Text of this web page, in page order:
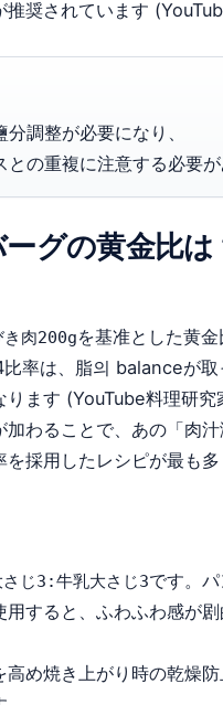
推奨されています
調整が必要になり、
との重複に注意する必要
グの黄金比は
き肉200gを基准とした黄
率は、脂의 balanceが取
ります (YouTube料理研究
わることで、あの「肉
を採用したレシピが最も
さじ3:牛乳大さじ3です。
用すると、ふわふわ感が
高め焼き上がり時の乾燥